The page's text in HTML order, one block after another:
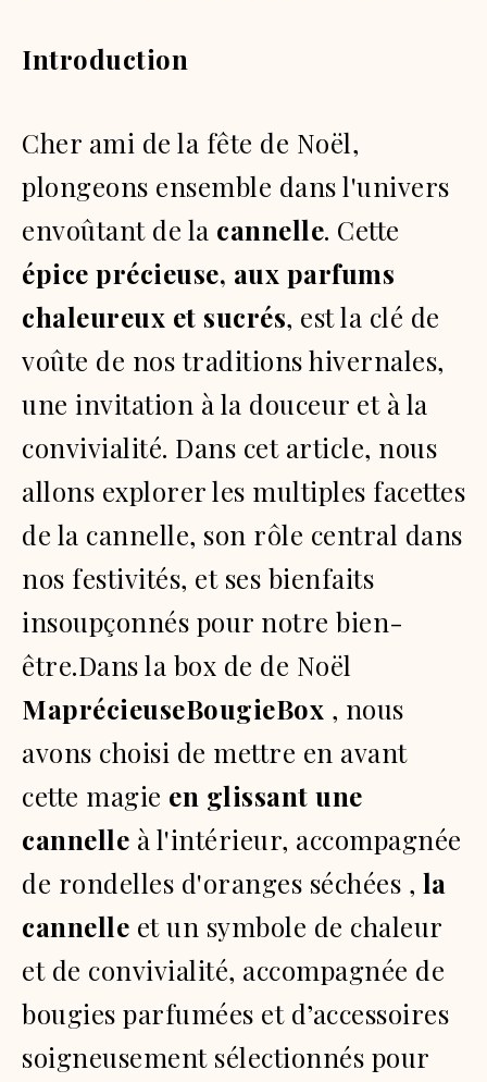
Introduction
Cher ami de la fête de Noël,
plongeons ensemble dans l'univers
envoûtant de la cannelle. Cette
épice précieuse, aux parfums
chaleureux et sucrés, est la clé de
voûte de nos traditions hivernales,
une invitation à la douceur et à la
convivialité. Dans cet article, nous
allons explorer les multiples facettes
de la cannelle, son rôle central dans
nos festivités, et ses bienfaits
insoupçonnés pour notre bien-
être.Dans la box de de Noël
MaprécieuseBougieBox , nous
avons choisi de mettre en avant
cette magie en glissant une
cannelle à l'intérieur, accompagnée
de rondelles d'oranges séchées , la
cannelle et un symbole de chaleur
et de convivialité, accompagnée de
bougies parfumées et d’accessoires
soigneusement sélectionnés pour